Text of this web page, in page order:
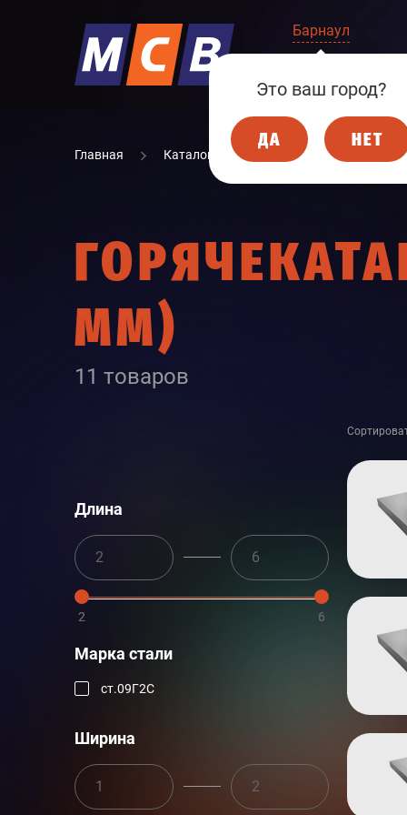
Барнаул
КОМПАНИЯ
Главная Каталог МЕТАЛЛОПРОКАТ
ММ)
11 товаров
Длина
2 6
2 6
Марка стали
ст.09Г2С
Ширина
Это ваш город?
ДА НЕТ